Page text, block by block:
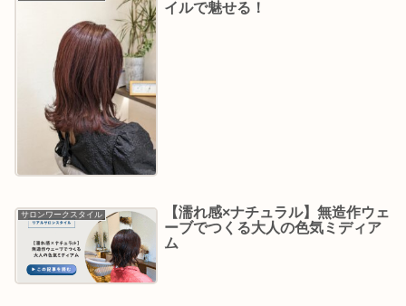
イルで魅せる！
サロンワークスタイル
【濡れ感×ナチュラル】無造作ウェ
ーブでつくる大人の色気ミディア
ム